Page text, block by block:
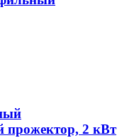
2 кВт